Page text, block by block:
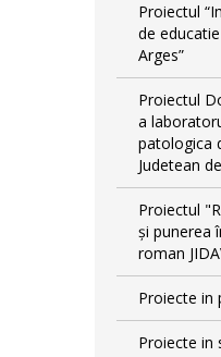
Proiectul
de
Arges”
Proiectul
a
patologica
Judetean
Proiectul
și punerea
roman
Proiecte in
Proiecte in